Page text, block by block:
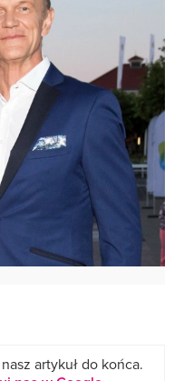
artykuł do końca.